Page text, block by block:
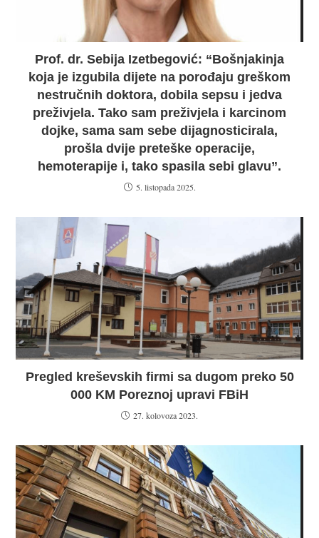
Prof. dr. Sebija Izetbegović: “Bošnjakinja
koja je izgubila dijete na porođaju greškom
nestručnih doktora, dobila sepsu i jedva
preživjela. Tako sam preživjela i karcinom
dojke, sama sam sebe dijagnosticirala,
prošla dvije preteške operacije,
hemoterapije i, tako spasila sebi glavu”.
5. listopada 2025.
Pregled kreševskih firmi sa dugom preko 50
000 KM Poreznoj upravi FBiH
27. kolovoza 2023.